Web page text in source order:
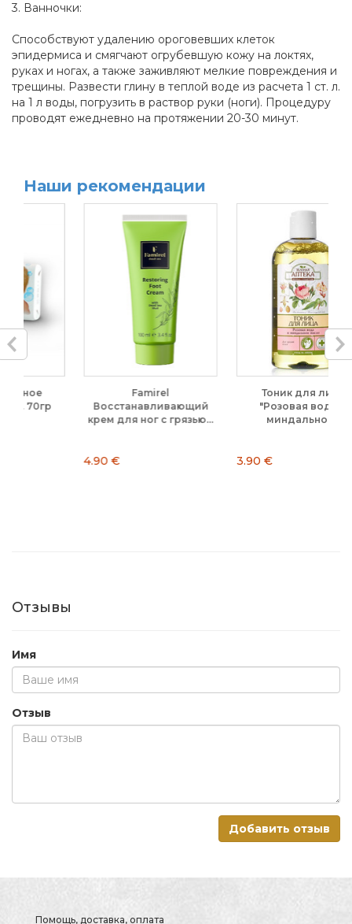
3. Ванночки:
Способствуют удалению ороговевших клеток
эпидермиса и смягчают огрубевшую кожу на локтях,
руках и ногах, а также заживляют мелкие повреждения и
трещины. Развести глину в теплой воде из расчета 1 ст. л.
на 1 л воды, погрузить в раствор руки (ноги). Процедуру
проводят ежедневно на протяжении 20-30 минут.
Наши рекомендации
Восстанавливающий
крем для ног с грязью...
Тоник для лица
"Розовая вода и
миндальное...
Отзывы
Имя
Отзыв
Добавить отзыв
Помощь, доставка, оплата